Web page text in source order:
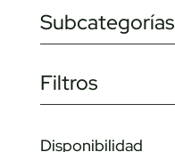
Subcategorías
Filtros
Disponibilidad